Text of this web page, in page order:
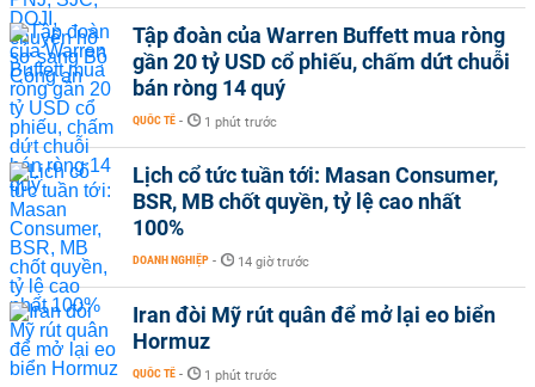
Tập đoàn của Warren Buffett mua ròng
gần 20 tỷ USD cổ phiếu, chấm dứt chuỗi
bán ròng 14 quý
QUỐC TẾ - 1 phút trước
Lịch cổ tức tuần tới: Masan Consumer,
BSR, MB chốt quyền, tỷ lệ cao nhất
100%
DOANH NGHIỆP - 14 giờ trước
Iran đòi Mỹ rút quân để mở lại eo biển
Hormuz
QUỐC TẾ - 1 phút trước